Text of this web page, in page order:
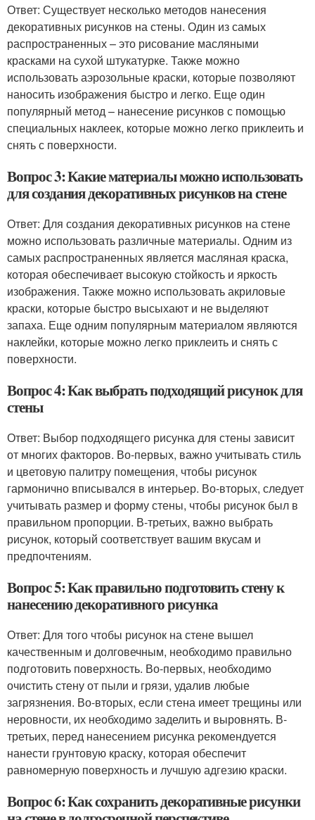
Ответ: Существует несколько методов нанесения
декоративных рисунков на стены. Один из самых
распространенных – это рисование масляными
красками на сухой штукатурке. Также можно
использовать аэрозольные краски, которые позволяют
наносить изображения быстро и легко. Еще один
популярный метод – нанесение рисунков с помощью
специальных наклеек, которые можно легко приклеить и
снять с поверхности.
Вопрос 3: Какие материалы можно использовать
для создания декоративных рисунков на стене
Ответ: Для создания декоративных рисунков на стене
можно использовать различные материалы. Одним из
самых распространенных является масляная краска,
которая обеспечивает высокую стойкость и яркость
изображения. Также можно использовать акриловые
краски, которые быстро высыхают и не выделяют
запаха. Еще одним популярным материалом являются
наклейки, которые можно легко приклеить и снять с
поверхности.
Вопрос 4: Как выбрать подходящий рисунок для
стены
Ответ: Выбор подходящего рисунка для стены зависит
от многих факторов. Во-первых, важно учитывать стиль
и цветовую палитру помещения, чтобы рисунок
гармонично вписывался в интерьер. Во-вторых, следует
учитывать размер и форму стены, чтобы рисунок был в
правильном пропорции. В-третьих, важно выбрать
рисунок, который соответствует вашим вкусам и
предпочтениям.
Вопрос 5: Как правильно подготовить стену к
нанесению декоративного рисунка
Ответ: Для того чтобы рисунок на стене вышел
качественным и долговечным, необходимо правильно
подготовить поверхность. Во-первых, необходимо
очистить стену от пыли и грязи, удалив любые
загрязнения. Во-вторых, если стена имеет трещины или
неровности, их необходимо заделить и выровнять. В-
третьих, перед нанесением рисунка рекомендуется
нанести грунтовую краску, которая обеспечит
равномерную поверхность и лучшую адгезию краски.
Вопрос 6: Как сохранить декоративные рисунки